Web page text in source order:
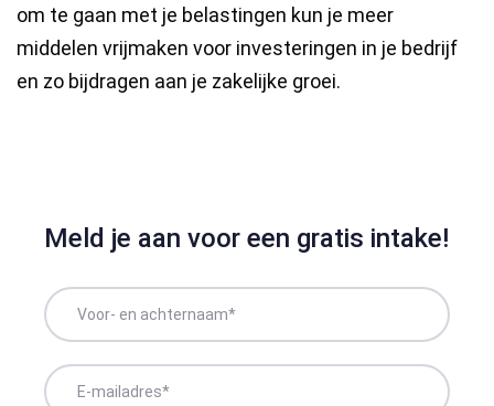
om te gaan met je belastingen kun je meer
middelen vrijmaken voor investeringen in je bedrijf
en zo bijdragen aan je zakelijke groei.
Meld je aan voor een gratis intake!